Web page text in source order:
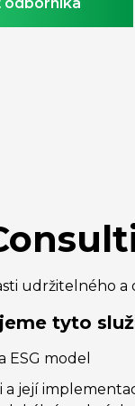
udržitelného
tyto
ESG model
její